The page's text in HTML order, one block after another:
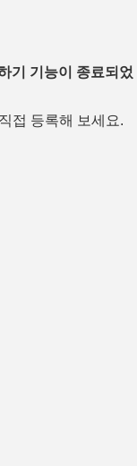
기 기능이 종료되었
접 등록해 보세요.